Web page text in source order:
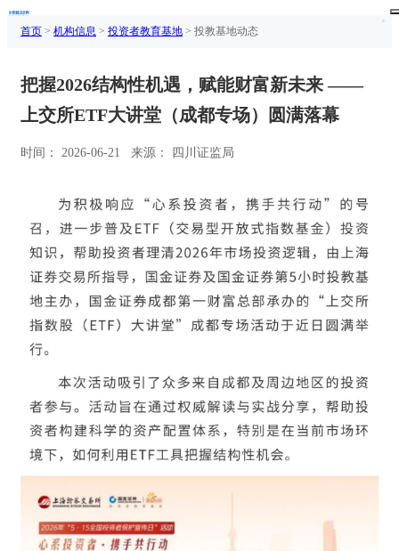
首页 > 机构信息 > 投资者教育基地 > 投教基地动态
把握2026结构性机遇，赋能财富新未来 ——
上交所ETF大讲堂（成都专场）圆满落幕
时间： 2026-06-21 来源： 四川证监局